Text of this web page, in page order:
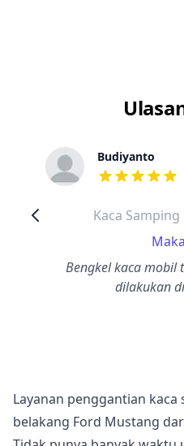
Budiyanto
dari ulasan
Kaca
Bengkel kaca mobil
dilakukan
Layanan penggantian
belakang Ford Mustang